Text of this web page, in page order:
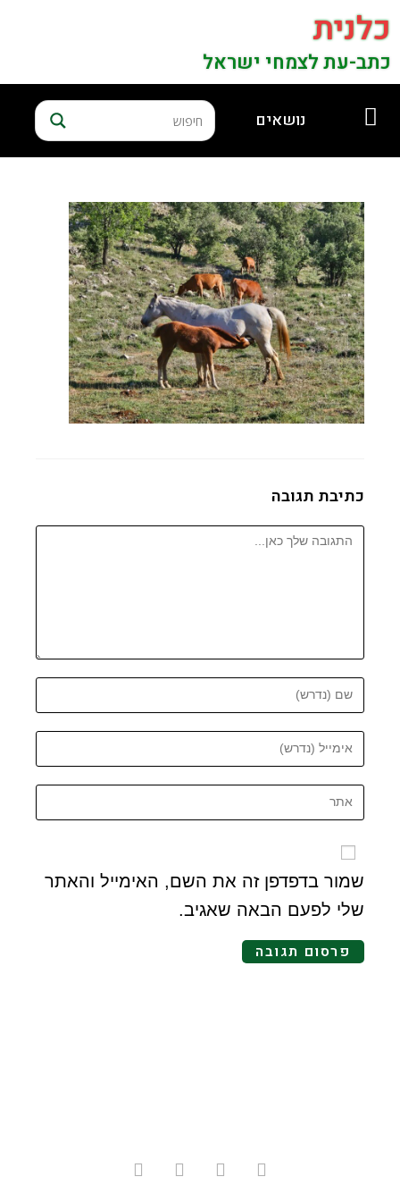
כלנית
כתב-עת לצמחי ישראל
נושאים
כתיבת תגובה
שמור בדפדפן זה את השם, האימייל והאתר
שלי לפעם הבאה שאגיב.